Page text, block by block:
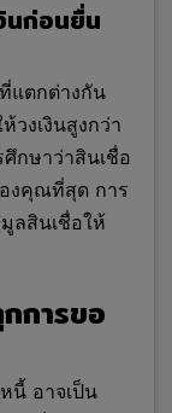
นก่อนยื่น
แตกต่างกัน
วงเงินสูงกว่า
กษาว่าสินเชื่อ
งคุณที่สุด การ
ลสินเชื่อให้
การขอ
นี้ อาจเป็น